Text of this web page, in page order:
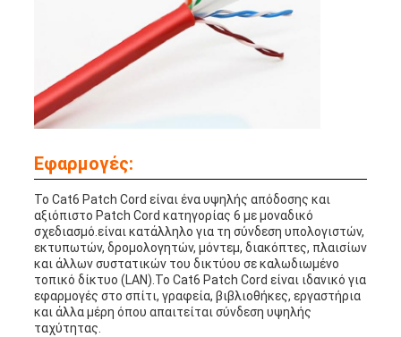
Εφαρμογές:
Το Cat6 Patch Cord είναι ένα υψηλής απόδοσης και
αξιόπιστο Patch Cord κατηγορίας 6 με μοναδικό
σχεδιασμό.είναι κατάλληλο για τη σύνδεση υπολογιστών,
εκτυπωτών, δρομολογητών, μόντεμ, διακόπτες, πλαισίων
και άλλων συστατικών του δικτύου σε καλωδιωμένο
τοπικό δίκτυο (LAN).Το Cat6 Patch Cord είναι ιδανικό για
εφαρμογές στο σπίτι, γραφεία, βιβλιοθήκες, εργαστήρια
και άλλα μέρη όπου απαιτείται σύνδεση υψηλής
ταχύτητας.